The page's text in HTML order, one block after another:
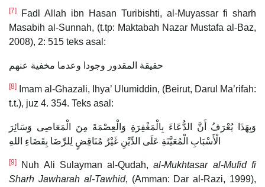
[7]
Fadl Allah ibn Hasan Turibishti, al-Muyassar fi sharh
Masabih al-Sunnah, (t.tp: Maktabah Nazar Mustafa al-Baz,
2008), 2: 515 teks asal:
حقيقة المقدور وجودا وعدما مخفية عنهم
[8]
Imam al-Ghazali, Ihya’ Ulumiddin, (Beirut, Darul Ma’rifah:
t.t.), juz 4. 354. Teks asal:
وَبِهَذَا يُعْرَفُ أَنَّ الدُّعَاءَ بِالْمَغْفِرَةِ وَالْعِصْمَةَ مِنَ الْمَعَاصِى وَسَائِرَ
الْأَسْبَابِ الْمُعَيَّنَةِ عَلَى الدِّيْنِ غَيْرُ مُنَاقِضٍ لِلرِّضَا بِقَضَاءِ اللهِ
[9] Nuh Ali Sulayman al-Qudah,al-Mukhtasar al-Mufid fi
Sharh Jawharah al-Tawhid, (Amman: Dar al-Razi, 1999),